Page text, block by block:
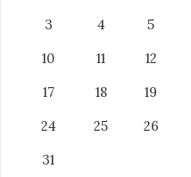
3
4 5
10
11 12
17
18 19
24
25 26
31